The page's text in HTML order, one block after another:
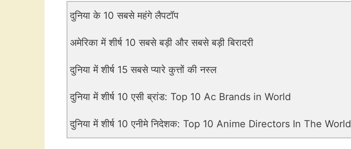
दुनिया के 10 सबसे महंगे लैपटॉप
अमेरिका में शीर्ष 10 सबसे बड़ी और सबसे बड़ी बिरादरी
दुनिया में शीर्ष 15 सबसे प्यारे कुत्तों की नस्ल
दुनिया में शीर्ष 10 एसी ब्रांड: Top 10 Ac Brands in World
दुनिया में शीर्ष 10 एनीमे निदेशक: Top 10 Anime Directors In The World